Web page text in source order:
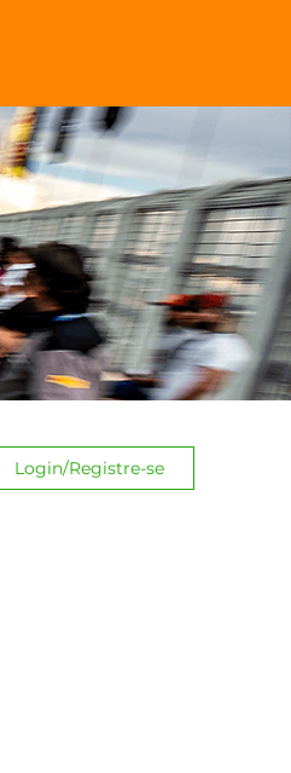
Login/Registre-se